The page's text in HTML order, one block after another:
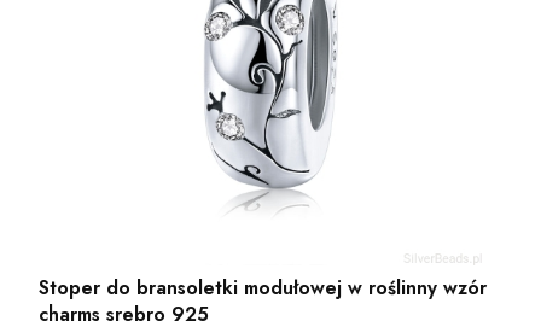
Stoper do bransoletki modułowej w roślinny wzór
charms srebro 925